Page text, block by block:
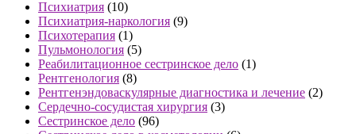
Психиатрия (10)
Психиатрия-наркология (9)
Психотерапия (1)
Пульмонология (5)
Реабилитационное сестринское дело (1)
Рентгенология (8)
Рентгенэндоваскулярные диагностика и лечение (2)
Сердечно-сосудистая хирургия (3)
Сестринское дело (96)